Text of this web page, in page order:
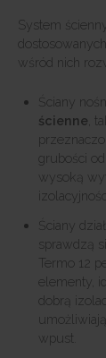
System
wśród nich
Ściany
ścienne ,
grubości
wysoką
Ściany
sprawdzą
Termo 12
elementy,
dobrą
wpust.